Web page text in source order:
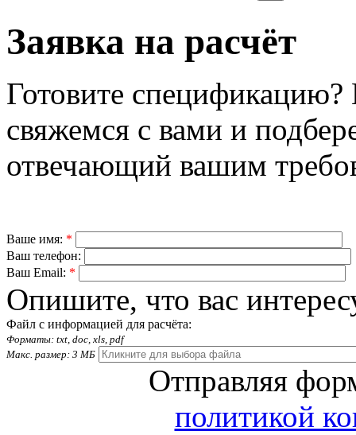
Заявка на расчёт
Готовите
свяжемся с вами и
отвечающий вашим
Ваше имя: *
Ваш телефон:
Ваш Email: *
Опишите, что вас
Файл с информацией для расчёта:
Форматы: txt, doc, xls, pdf
Макс. размер: 3 МБ
Отправляя
политикой